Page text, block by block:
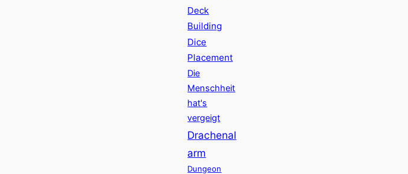
Deck
Building
Dice
Placement
Die
Menschheit
hat's
vergeigt
Drachenal
arm
Dungeon